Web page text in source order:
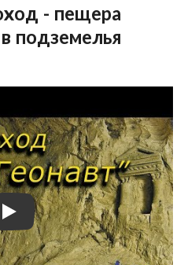
- пещера
подземелья